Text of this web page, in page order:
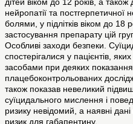
дітей віком до 12 років, а також
нейропатії та постгерпетичної
болями, у підлітків віком до 18
застосування препарату цій
Особливі заходи безпеки.
спостерігалися у пацієнтів,
засобами при деяких
плацебоконтрольованих
також показав невеликий
суїцидального мислення і
ризику невідомий, а наявні
ризик для габапентину.